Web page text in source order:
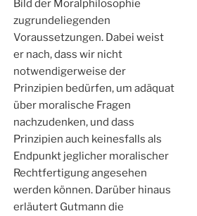
Bild der Moralphilosophie
zugrundeliegenden
Voraussetzungen. Dabei weist
er nach, dass wir nicht
notwendigerweise der
Prinzipien bedürfen, um adäquat
über moralische Fragen
nachzudenken, und dass
Prinzipien auch keinesfalls als
Endpunkt jeglicher moralischer
Rechtfertigung angesehen
werden können. Darüber hinaus
erläutert Gutmann die